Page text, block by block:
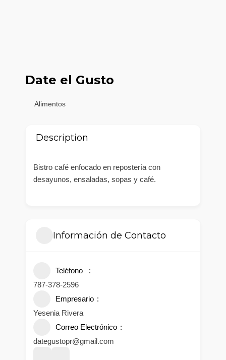
Date el Gusto
Alimentos
Description
Bistro café enfocado en repostería con
desayunos, ensaladas, sopas y café.
Información de Contacto
Teléfono
787-378-2596
Empresario
Yesenia Rivera
Correo Electrónico
dategustopr@gmail.com